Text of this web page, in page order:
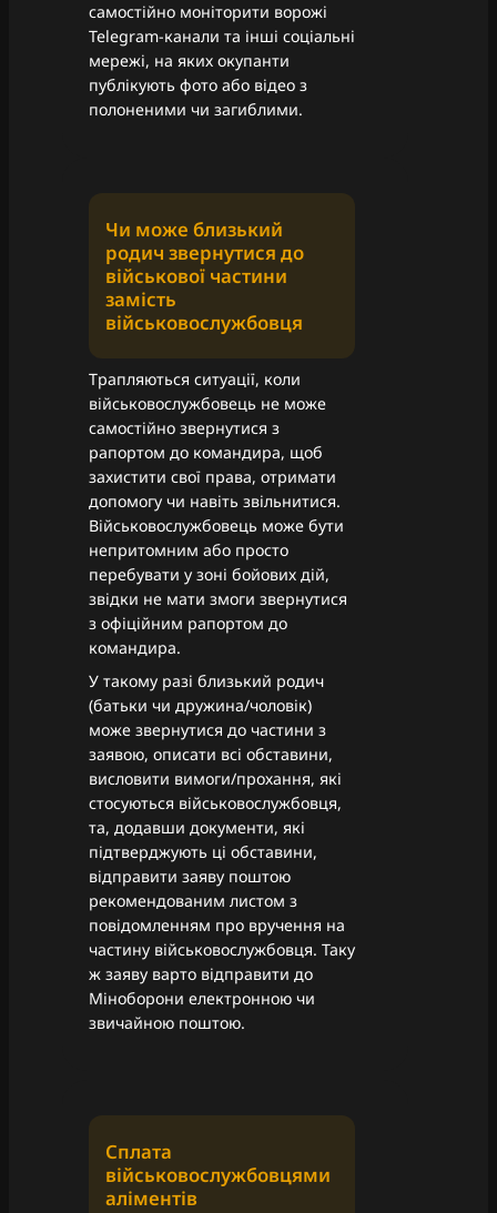
самостійно моніторити ворожі
Telegram-канали та інші соціальні
мережі, на яких окупанти
публікують фото або відео з
полоненими чи загиблими.
Чи може близький
родич звернутися до
військової частини
замість
військовослужбовця
Трапляються ситуації, коли
військовослужбовець не може
самостійно звернутися з
рапортом до командира, щоб
захистити свої права, отримати
допомогу чи навіть звільнитися.
Військовослужбовець може бути
непритомним або просто
перебувати у зоні бойових дій,
звідки не мати змоги звернутися
з офіційним рапортом до
командира.
У такому разі близький родич
(батьки чи дружина/чоловік)
може звернутися до частини з
заявою, описати всі обставини,
висловити вимоги/прохання, які
стосуються військовослужбовця,
та, додавши документи, які
підтверджують ці обставини,
відправити заяву поштою
рекомендованим листом з
повідомленням про вручення на
частину військовослужбовця. Таку
ж заяву варто відправити до
Міноборони електронною чи
звичайною поштою.
Сплата
військовослужбовцями
аліментів